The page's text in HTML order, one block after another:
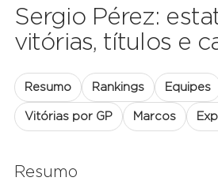
Sergio Pérez:
vitórias, títulos e
Resumo Rankings Equipes
Vitórias por GP Marcos
Resumo